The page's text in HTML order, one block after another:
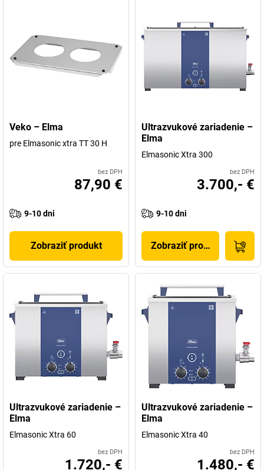
Veko – Elma
pre Elmasonic xtra TT 30 H
bez DPH
87,90 €
9-10 dni
Zobraziť produkt
Ultrazvukové zariadenie –
Elma
Elmasonic Xtra 300
bez DPH
3.700,- €
9-10 dni
Zobraziť produkt
Ultrazvukové zariadenie –
Elma
Elmasonic Xtra 60
bez DPH
1.720,- €
Ultrazvukové zariadenie –
Elma
Elmasonic Xtra 40
bez DPH
1.480,- €